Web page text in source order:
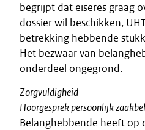
begrijpt dat eiseres graag
dossier wil beschikken,
betrekking hebbende
Het bezwaar van
onderdeel ongegrond.
Zorgvuldigheid
Hoorgesprek persoonlijk
Belanghebbende heeft op